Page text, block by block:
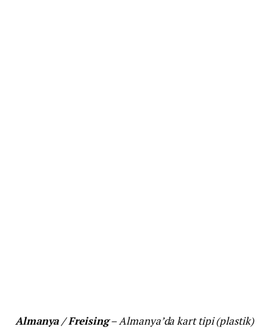
Almanya / Freising– Almanya’da kart tipi (plastik)